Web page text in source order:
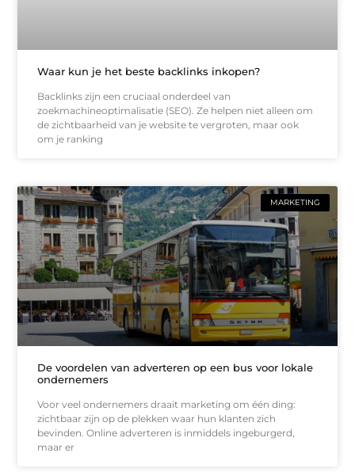
Waar kun je het beste backlinks inkopen?
Backlinks zijn een cruciaal onderdeel van
zoekmachineoptimalisatie (SEO). Ze helpen niet alleen om
de zichtbaarheid van je website te vergroten, maar ook
om je ranking
MARKETING
De voordelen van adverteren op een bus voor lokale
ondernemers
Voor veel ondernemers draait marketing om één ding:
zichtbaar zijn op de plekken waar hun klanten zich
bevinden. Online adverteren is inmiddels ingeburgerd,
maar er